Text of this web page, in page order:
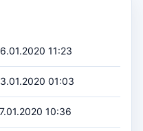
11:23
01:03
10:36